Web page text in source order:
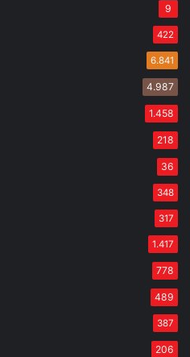
9
422
6.841
4.987
1.458
218
36
348
317
1.417
778
489
387
206